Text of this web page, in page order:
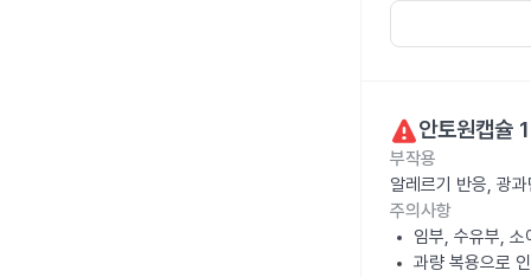
안토원캡슐
부작용
알레르기 반응, 광
주의사항
임부, 수유부,
과량 복용으로